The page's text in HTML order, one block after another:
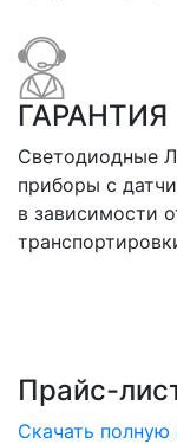
ГАРАНТИЯ
Светодиодные
приборы с
в зависимости
Прайс-
Скачать